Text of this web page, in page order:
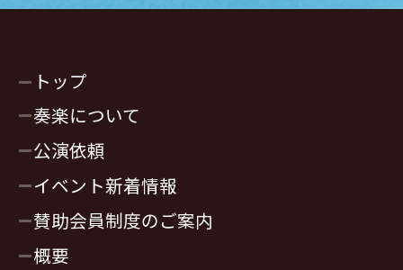
トップ
奏楽について
公演依頼
イベント新着情報
賛助会員制度のご案内
概要